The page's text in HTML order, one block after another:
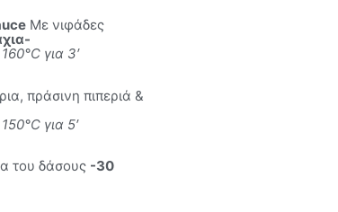
Με νιφάδες
για 3′
πράσινη πιπεριά &
για 5′
του δάσους -30